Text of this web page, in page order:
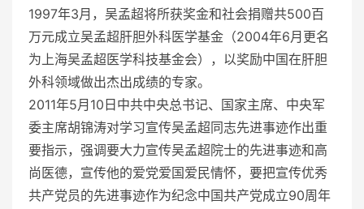
1997年3月，吴孟超将所获奖金和社会捐赠共500百
万元成立吴孟超肝胆外科医学基金（2004年6月更名
为上海吴孟超医学科技基金会），以奖励中国在肝胆
外科领域做出杰出成绩的专家。
2011年5月10日中共中央总书记、国家主席、中央军
委主席胡锦涛对学习宣传吴孟超同志先进事迹作出重
要指示，强调要大力宣传吴孟超院士的先进事迹和高
尚医德，宣传他的爱党爱国爱民情怀，要把宣传优秀
共产党员的先进事迹作为纪念中国共产党成立90周年